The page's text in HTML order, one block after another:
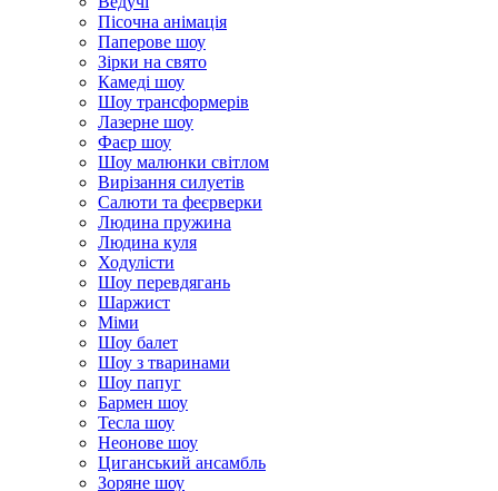
Пісочна анімація
Паперове шоу
Зірки на свято
Камеді шоу
Шоу трансформерів
Лазерне шоу
Фаєр шоу
Шоу малюнки світлом
Вирізання силуетів
Салюти та феєрверки
Людина пружина
Людина куля
Ходулісти
Шоу перевдягань
Шаржист
Міми
Шоу балет
Шоу з тваринами
Шоу папуг
Бармен шоу
Тесла шоу
Неонове шоу
Циганський ансамбль
Зоряне шоу